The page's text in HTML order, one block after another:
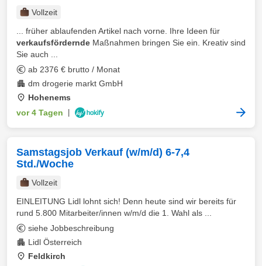
Vollzeit
... früher ablaufenden Artikel nach vorne. Ihre Ideen für
verkaufsfördernde Maßnahmen bringen Sie ein. Kreativ sind
Sie auch ...
ab 2376 € brutto / Monat
dm drogerie markt GmbH
Hohenems
vor 4 Tagen
Samstagsjob Verkauf (w/m/d) 6-7,4
Std./Woche
Vollzeit
EINLEITUNG Lidl lohnt sich! Denn heute sind wir bereits für
rund 5.800 Mitarbeiter/innen w/m/d die 1. Wahl als ...
siehe Jobbeschreibung
Lidl Österreich
Feldkirch